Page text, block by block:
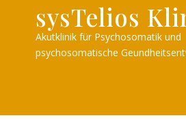
sysTelios
Akutklinik für Psychosomatik und
psychosomatische